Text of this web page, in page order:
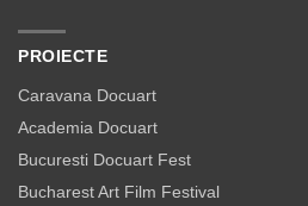
PROIECTE
Caravana Docuart
Academia Docuart
Bucuresti Docuart Fest
Bucharest Art Film Festival